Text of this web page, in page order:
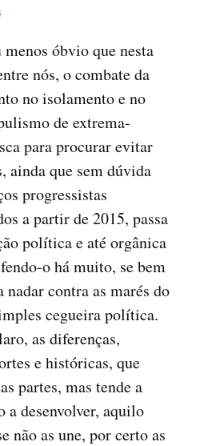
óbvio que nesta
nós, o combate da
no isolamento e no
de extrema-
para procurar evitar
ainda que sem dúvida
progressistas
a partir de 2015, passa
política e até orgânica
o há muito, se bem
nadar contra as marés do
cegueira política.
as diferenças,
e históricas, que
partes, mas tende a
a desenvolver, aquilo
não as une, por certo as